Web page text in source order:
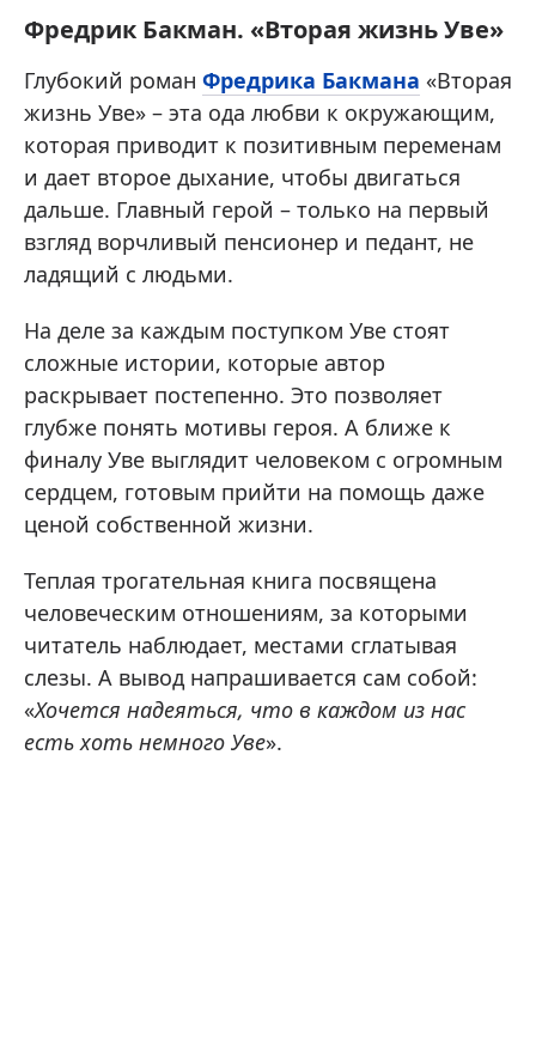
Фредрик Бакман. «Вторая жизнь Уве»
Глубокий роман Фредрика Бакмана «Вторая
жизнь Уве» – эта ода любви к окружающим,
которая приводит к позитивным переменам
и дает второе дыхание, чтобы двигаться
дальше. Главный герой – только на первый
взгляд ворчливый пенсионер и педант, не
ладящий с людьми.
На деле за каждым поступком Уве стоят
сложные истории, которые автор
раскрывает постепенно. Это позволяет
глубже понять мотивы героя. А ближе к
финалу Уве выглядит человеком с огромным
сердцем, готовым прийти на помощь даже
ценой собственной жизни.
Теплая трогательная книга посвящена
человеческим отношениям, за которыми
читатель наблюдает, местами сглатывая
слезы. А вывод напрашивается сам собой:
«Хочется надеяться, что в каждом из нас
есть хоть немного Уве».